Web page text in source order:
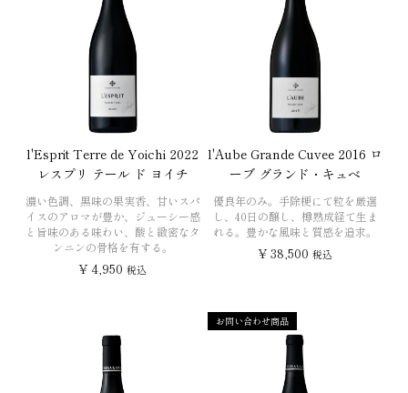
l'Esprit Terre de Yoichi 2022
レスプリ テール ド ヨイチ
濃い色調、黒味の果実香、甘いスパ
イスのアロマが豊か、ジューシー感
と旨味のある味わい、酸と緻密なタ
ンニンの骨格を有する。
¥ 4,950 税込
l'Aube Grande Cuvee 2016 ロ
ーブ グランド・キュベ
優良年のみ。手除梗にて粒を厳選
し、40日の醸し、樽熟成経て生ま
れる。豊かな風味と質感を追求。
¥ 38,500 税込
お問い合わせ商品